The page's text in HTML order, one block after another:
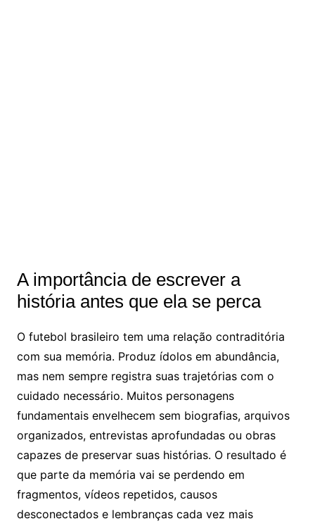
A importância de escrever a
história antes que ela se perca
O futebol brasileiro tem uma relação contraditória
com sua memória. Produz ídolos em abundância,
mas nem sempre registra suas trajetórias com o
cuidado necessário. Muitos personagens
fundamentais envelhecem sem biografias, arquivos
organizados, entrevistas aprofundadas ou obras
capazes de preservar suas histórias. O resultado é
que parte da memória vai se perdendo em
fragmentos, vídeos repetidos, causos
desconectados e lembranças cada vez mais